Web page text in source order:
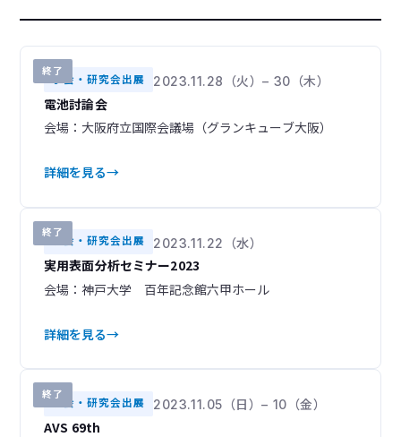
技術講演会 18 ユーザーズミーティング
イベントレポート 8
開催・展示予定 2 開催中
終了 97
2026 15 2025 28
2024 14 2023
終了
学会・研究会出展 2023.11.28（火）– 30（木）
電池討論会
会場：大阪府立国際会議場（グランキューブ大阪）
詳細を見る
終了
学会・研究会出展 2023.11.22（水）
実用表面分析セミナー2023
会場：神戸大学 百年記念館六甲ホール
詳細を見る
終了
学会・研究会出展 2023.11.05（日）– 10（金）
AVS 69th